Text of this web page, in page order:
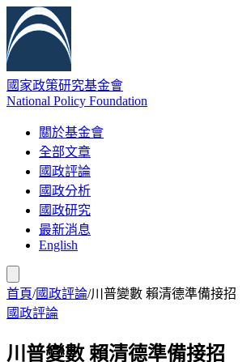
國家政策研究基金會
National Policy Foundation
關於基金會
全部文章
國政評論
國政分析
國政研究
最新消息
English
首頁/國政評論/川普變數 賴清德準備接招
國政評論
川普變數 賴清德準備接招